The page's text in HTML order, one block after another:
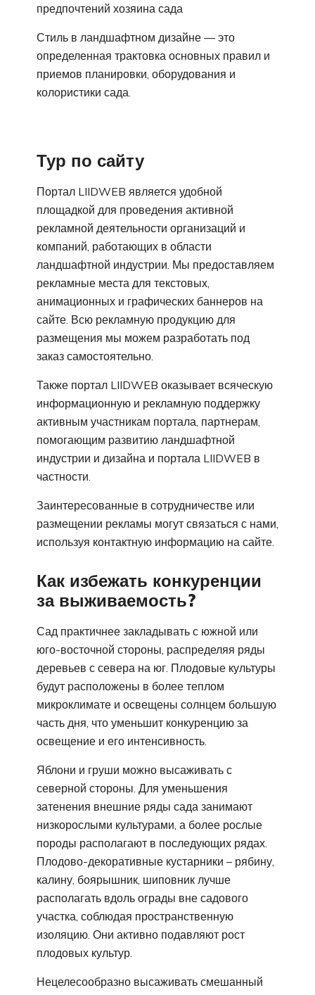
предпочтений хозяина сада
Стиль в ландшафтном дизайне — это
определенная трактовка основных правил и
приемов планировки, оборудования и
колористики сада.
Тур по сайту
Портал LIIDWEB является удобной
площадкой для проведения активной
рекламной деятельности организаций и
компаний, работающих в области
ландшафтной индустрии. Мы предоставляем
рекламные места для текстовых,
анимационных и графических баннеров на
сайте. Всю рекламную продукцию для
размещения мы можем разработать под
заказ самостоятельно.
Также портал LIIDWEB оказывает всяческую
информационную и рекламную поддержку
активным участникам портала, партнерам,
помогающим развитию ландшафтной
индустрии и дизайна и портала LIIDWEB в
частности.
Заинтересованные в сотрудничестве или
размещении рекламы могут связаться с нами,
используя контактную информацию на сайте.
Как избежать конкуренции
за выживаемость?
Сад практичнее закладывать с южной или
юго-восточной стороны, распределяя ряды
деревьев с севера на юг. Плодовые культуры
будут расположены в более теплом
микроклимате и освещены солнцем большую
часть дня, что уменьшит конкуренцию за
освещение и его интенсивность.
Яблони и груши можно высаживать с
северной стороны. Для уменьшения
затенения внешние ряды сада занимают
низкорослыми культурами, а более рослые
породы располагают в последующих рядах.
Плодово-декоративные кустарники – рябину,
калину, боярышник, шиповник лучше
располагать вдоль ограды вне садового
участка, соблюдая пространственную
изоляцию. Они активно подавляют рост
плодовых культур.
Нецелесообразно высаживать смешанный